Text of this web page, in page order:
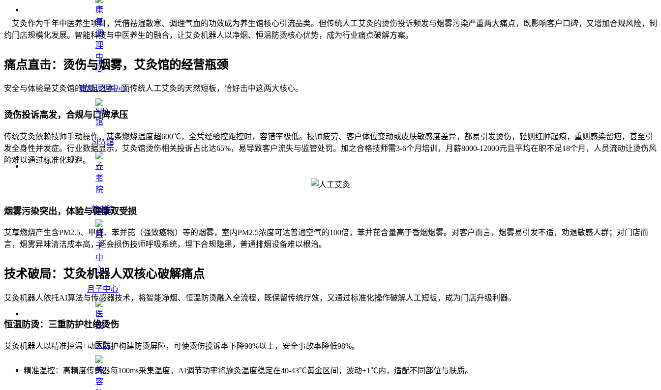
康复调理中心
SPA馆
养老院
月子中心
医院
艾灸作为千年中医养生项目，凭借祛湿散寒、调理气血的功效成为养生馆核心引流品类。但传统人工艾灸的烫伤投诉频发与烟雾污染严重两大痛点，既影响客户口碑，又增加合规风险，制
约门店规模化发展。智能科技与中医养生的融合，让艾灸机器人以净烟、恒温防烫核心优势，成为行业痛点破解方案。
痛点直击：烫伤与烟雾，艾灸馆的经营瓶颈
安全与体验是艾灸馆的立足之本，而传统人工艾灸的天然短板，恰好击中这两大核心。
烫伤投诉高发，合规与口碑承压
传统艾灸依赖技师手动操作，艾条燃烧温度超600℃，全凭经验控距控时，容错率极低。技师疲劳、客户体位变动或皮肤敏感度差异，都易引发烫伤，轻则红肿起疱，重则感染留疤，甚至引
发全身性并发症。行业数据显示，艾灸馆烫伤相关投诉占比达65%，易导致客户流失与监管处罚。加之合格技师需3-6个月培训，月薪8000-12000元且平均在职不足18个月，人员流动让烫伤风
险难以通过标准化规避。
烟雾污染突出，体验与健康双受损
艾草燃烧产生含PM2.5、甲醛、苯并芘（强致癌物）等的烟雾，室内PM2.5浓度可达普通空气的100倍，苯并芘含量高于香烟烟雾。对客户而言，烟雾易引发不适，劝退敏感人群；对门店而
言，烟雾异味清洁成本高，还会损伤技师呼吸系统，埋下合规隐患，普通排烟设备难以根治。
技术破局：艾灸机器人双核心破解痛点
艾灸机器人依托AI算法与传感器技术，将智能净烟、恒温防烫融入全流程，既保留传统疗效，又通过标准化操作破解人工短板，成为门店升级利器。
恒温防烫：三重防护杜绝烫伤
艾灸机器人以精准控温+动态防护构建防烫屏障，可使烫伤投诉率下降90%以上，安全事故率降低98%。
精准温控：高精度传感器每100ms采集温度，AI调节功率将施灸温度稳定在40-43℃黄金区间，波动±1℃内，适配不同部位与肤质。